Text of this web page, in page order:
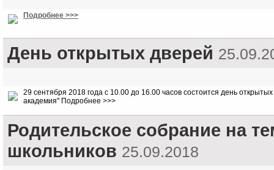
Подробнее >>>
День открытых дверей
29 сентября 2018 года с 10.00 до 16.00 часов состоится день
академия" Подробнее >>>
Родительское собрание на
школьников 25.09.2018